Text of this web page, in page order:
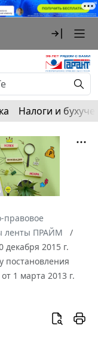
Налоги и
ленты ПРАЙМ
декабря 2015 г.
постановления
1 марта 2013 г.